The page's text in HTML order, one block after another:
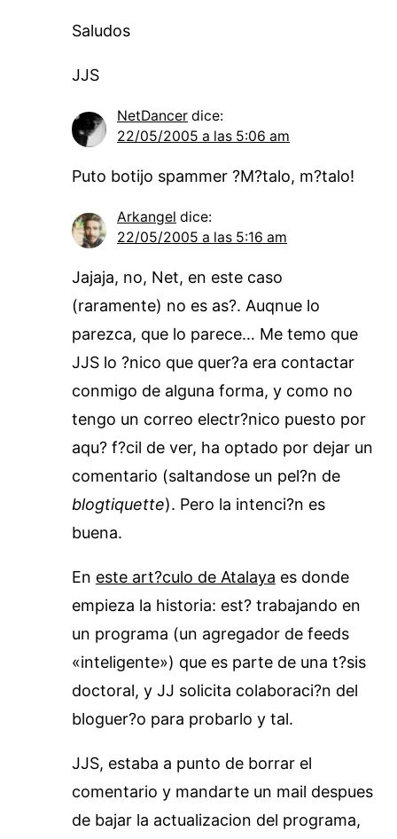
Saludos
JJS
NetDancer dice:
22/05/2005 a las 5:06 am
Puto botijo spammer ?M?talo, m?talo!
Arkangel dice:
22/05/2005 a las 5:16 am
Jajaja, no, Net, en este caso
(raramente) no es as?. Auqnue lo
parezca, que lo parece… Me temo que
JJS lo ?nico que quer?a era contactar
conmigo de alguna forma, y como no
tengo un correo electr?nico puesto por
aqu? f?cil de ver, ha optado por dejar un
comentario (saltandose un pel?n de
blogtiquette). Pero la intenci?n es
buena.
En este art?culo de Atalaya es donde
empieza la historia: est? trabajando en
un programa (un agregador de feeds
«inteligente») que es parte de una t?sis
doctoral, y JJ solicita colaboraci?n del
bloguer?o para probarlo y tal.
JJS, estaba a punto de borrar el
comentario y mandarte un mail despues
de bajar la actualizacion del programa,